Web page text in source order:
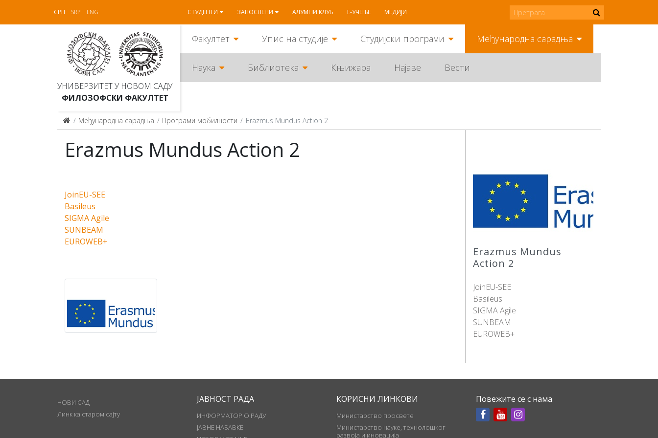
СРП SRP ENG СТУДЕНТИ ЗАПОСЛЕНИ АЛУМНИ КЛУБ Е-УЧЕЊЕ МЕДИЈИ
УНИВЕРЗИТЕТ У НОВОМ САДУ
ФИЛОЗОФСКИ ФАКУЛТЕТ
Факултет Упис на студије Студијски програми Међународна сарадња
Наука Библиотека Књижара Најаве Вести
Међународна сарадња Програми мобилности Erazmus Mundus Action 2
Erazmus Mundus
Action 2
JoinEU-SEE
Basileus
SIGMA Agile
SUNBEAM
EUROWEB+
Erazmus Mundus Action 2
JoinEU-SEE
Basileus
SIGMA Agile
SUNBEAM
EUROWEB+
НОВИ САД
Линк ка старом сајту
ЈАВНОСТ РАДА
ИНФОРМАТОР О РАДУ
ЈАВНЕ НАБАВКЕ
КОРИСНИ ЛИНКОВИ
Министарство просвете
Министарство науке, технолошког
развоја и иновација
Повежите се с нама